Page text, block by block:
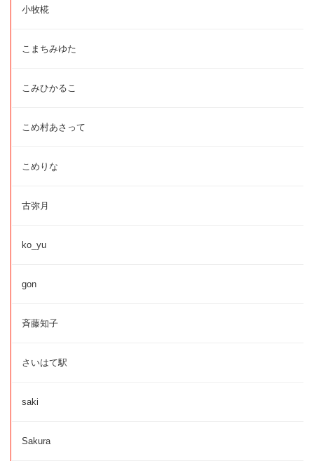
小牧椛
こまちみゆた
こみひかるこ
こめ村あさって
こめりな
古弥月
ko_yu
gon
斉藤知子
さいはて駅
saki
Sakura